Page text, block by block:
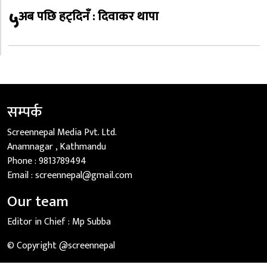
५अब पछि हट्दिनँ : दिवाकर थापा
सम्पर्क
Screennepal Media Pvt. Ltd.
Anamnagar , Kathmandu
Phone :9813789494
Email :screennepal@gmail.com
Our team
Editor in Chief : Mp Subba
© Copyright @screennepal